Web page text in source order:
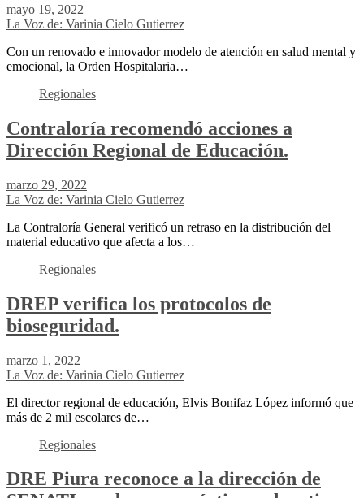
mayo 19, 2022
La Voz de: Varinia Cielo Gutierrez
Con un renovado e innovador modelo de atención en salud mental y
emocional, la Orden Hospitalaria…
Regionales
Contraloría recomendó acciones a
Dirección Regional de Educación.
marzo 29, 2022
La Voz de: Varinia Cielo Gutierrez
La Contraloría General verificó un retraso en la distribución del
material educativo que afecta a los…
Regionales
DREP verifica los protocolos de
bioseguridad.
marzo 1, 2022
La Voz de: Varinia Cielo Gutierrez
El director regional de educación, Elvis Bonifaz López informó que
más de 2 mil escolares de…
Regionales
DRE Piura reconoce a la dirección de